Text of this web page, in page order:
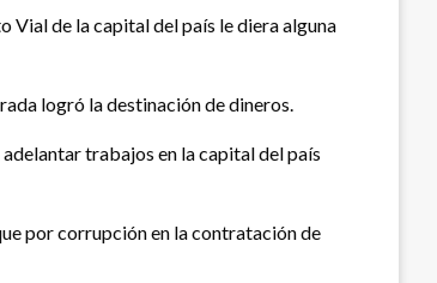
Vial de la capital del país le diera alguna
logró la destinación de dineros.
trabajos en la capital del país
por corrupción en la contratación de